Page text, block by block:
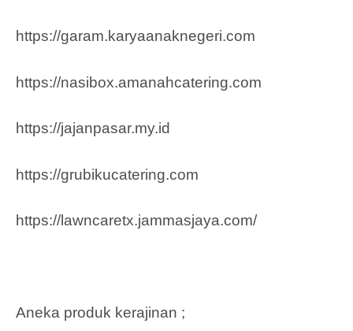
https://garam.karyaanaknegeri.com
https://nasibox.amanahcatering.com
https://jajanpasar.my.id
https://grubikucatering.com
https://lawncaretx.jammasjaya.com/
Aneka produk kerajinan ;